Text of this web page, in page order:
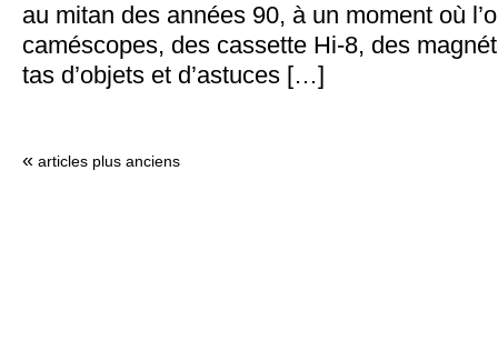
au mitan des années 90, à un moment où
caméscopes, des cassette Hi-8, des
tas d’objets et d’astuces […]
« articles plus anciens